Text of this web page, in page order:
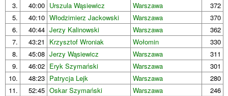
3.
40:00 Urszula Wąsiewicz Warszawa
372
5.
40:10 Włodzimierz Jackowski Warszawa
370
6.
40:44 Jerzy Kalinowski Warszawa
362
7.
43:21 Krzysztof Wroniak Wołomin
330
8.
45:08 Jerzy Wąsiewicz Warszawa
311
9.
46:02 Eryk Szymański Warszawa
301
10.
48:23 Patrycja Lejk Warszawa
280
11.
52:45 Oskar Szymański Warszawa
246